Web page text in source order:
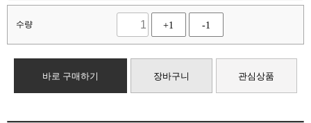
수량 +1 -1
바로 구매하기 장바구니 관심상품